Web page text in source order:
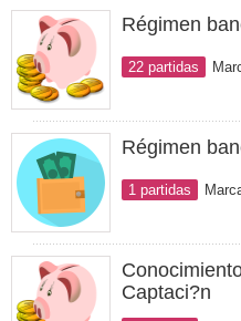
Régimen
22 partidas
Régimen
1 partidas
Captaci?n